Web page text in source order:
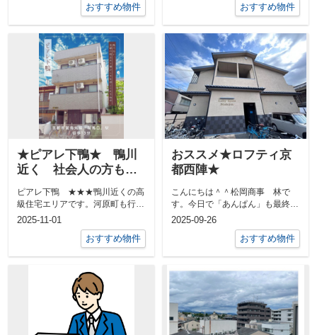
おすすめ物件
おすすめ物件
★ピアレ下鴨★ 鴨川
近く 社会人の方もお
すすめ
ピアレ下鴨 ★★★鴨川近くの高
級住宅エリアです。河原町も行き
やすいエリア★★★礼金０円3.5
2025-11-01
おすすめ物件
おススメ★ロフティ京
都西陣★
こんにちは＾＾松岡商事 林で
す。今日で「あんぱん」も最終回
となり、あんぱんロスで
す・・・・涙長かった...
2025-09-26
おすすめ物件